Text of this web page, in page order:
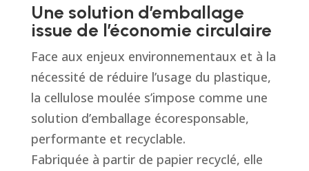
Une solution d’emballage
issue de l’économie circulaire
Face aux enjeux environnementaux et à la
nécessité de réduire l’usage du plastique,
la cellulose moulée s’impose comme une
solution d’emballage écoresponsable,
performante et recyclable.
Fabriquée à partir de papier recyclé, elle